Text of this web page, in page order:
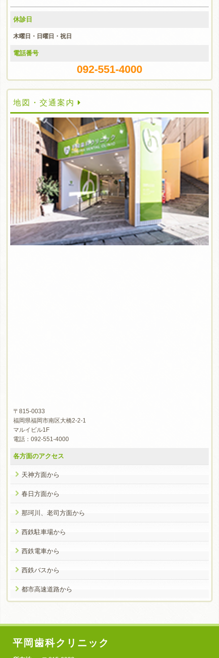
休診日
木曜日・日曜日・祝日
電話番号
092-551-4000
地図・交通案内
〒815-0033
福岡県福岡市南区大橋2-2-1
マルイビル1F
電話：092-551-4000
各方面のアクセス
天神方面から
春日方面から
那珂川、老司方面から
西鉄駐車場から
西鉄電車から
西鉄バスから
都市高速道路から
平岡歯科クリニック